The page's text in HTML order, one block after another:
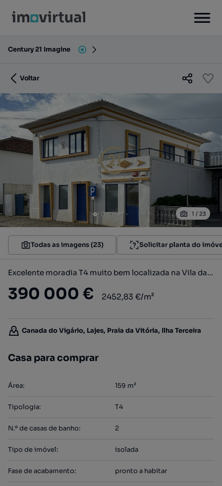
Century 21 Imagine
Voltar
1 / 23
Todas as imagens (23) Solicitar planta do
Excelente moradia T4 muito bem localizada na Vila das Lajes, ilha Terc
390 000 € 2452,83 €/m²
Canada do Vigário, Lajes, Praia da Vitória, Ilha Terceira
Casa para comprar
Área: 159 m²
Tipologia: T4
N.º de casas de banho: 2
Tipo de imóvel: isolada
Fase de acabamento: pronto a habitar